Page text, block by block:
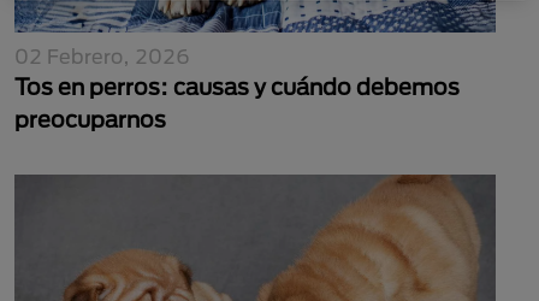
02 Febrero, 2026
Tos en perros: causas y cuándo debemos
preocuparnos